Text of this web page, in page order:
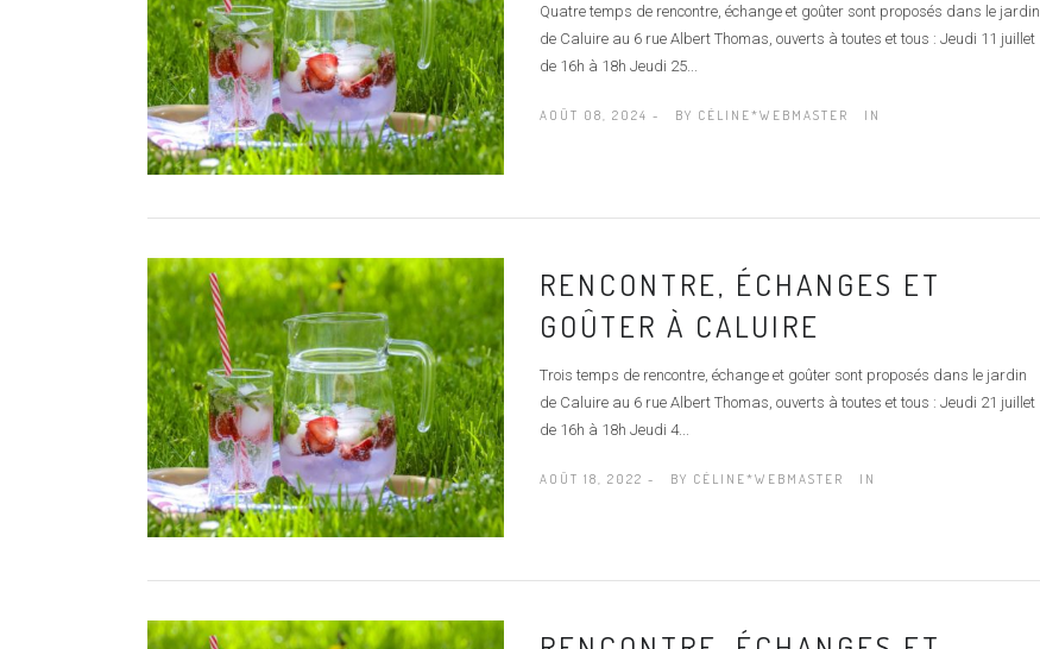
Quatre temps de rencontre, échange et goûter sont proposés dans le jardin
de Caluire au 6 rue Albert Thomas, ouverts à toutes et tous : Jeudi 11 juillet
de 16h à 18h Jeudi 25...
AOÛT 08, 2024 - BY CÉLINE*WEBMASTER IN
RENCONTRE, ÉCHANGES ET
GOÛTER À CALUIRE
Trois temps de rencontre, échange et goûter sont proposés dans le jardin
de Caluire au 6 rue Albert Thomas, ouverts à toutes et tous : Jeudi 21 juillet
de 16h à 18h Jeudi 4...
AOÛT 18, 2022 - BY CÉLINE*WEBMASTER IN